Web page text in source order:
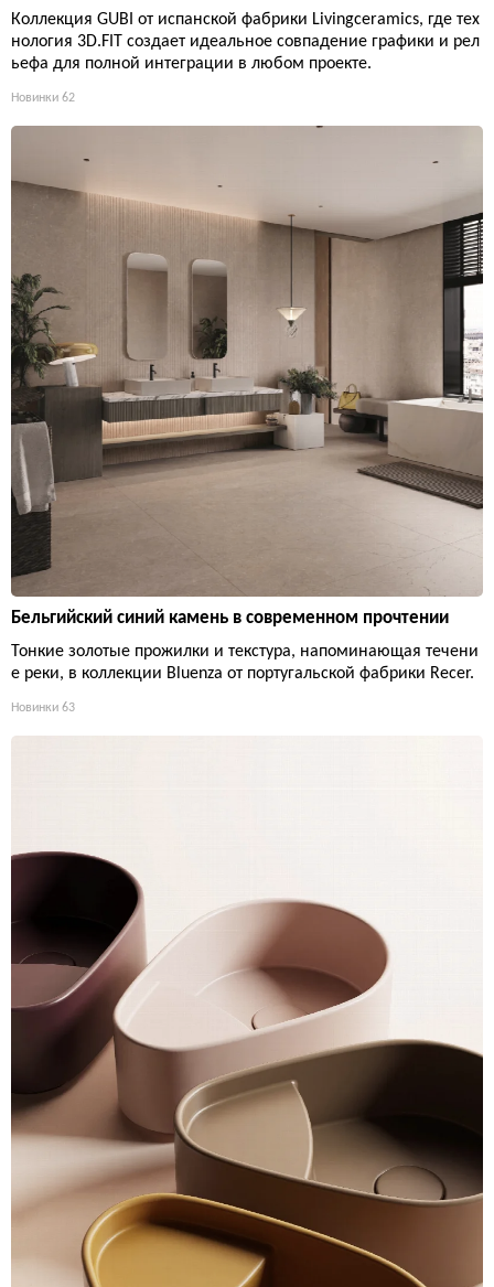
Коллекция GUBI от испанской фабрики Livingceramics, где тех
нология 3D.FIT создает идеальное совпадение графики и рел
ьефа для полной интеграции в любом проекте.
Новинки 62
Бельгийский синий камень в современном прочтении
Тонкие золотые прожилки и текстура, напоминающая течени
е реки, в коллекции Bluenza от португальской фабрики Recer.
Новинки 63